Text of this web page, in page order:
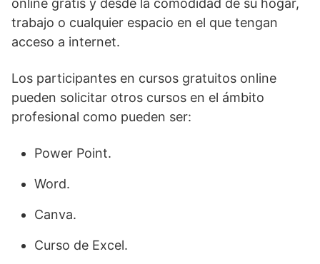
online gratis y desde la comodidad de su hogar,
trabajo o cualquier espacio en el que tengan
acceso a internet.
Los participantes en cursos gratuitos online
pueden solicitar otros cursos en el ámbito
profesional como pueden ser:
Power Point.
Word.
Canva.
Curso de Excel.